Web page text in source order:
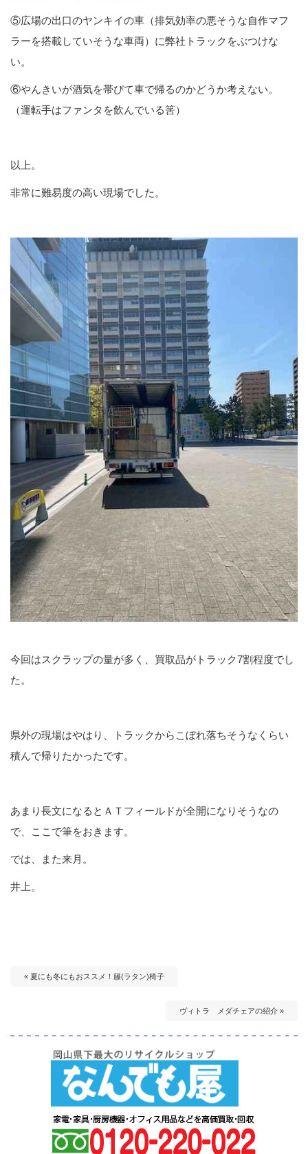
⑤広場の出口のヤンキイの車（排気効率の悪そうな自作マフ
ラーを搭載していそうな車両）に弊社トラックをぶつけな
い。
⑥やんきいが酒気を帯びて車で帰るのかどうか考えない。
（運転手はファンタを飲んでいる筈）
以上。
非常に難易度の高い現場でした。
今回はスクラップの量が多く、買取品がトラック7割程度でし
た。
県外の現場はやはり、トラックからこぼれ落ちそうなくらい
積んで帰りたかったです。
あまり長文になるとＡＴフィールドが全開になりそうなの
で、ここで筆をおきます。
では、また来月。
井上。
« 夏にも冬にもおススメ！籐(ラタン)椅子
ヴィトラ メダチェアの紹介 »